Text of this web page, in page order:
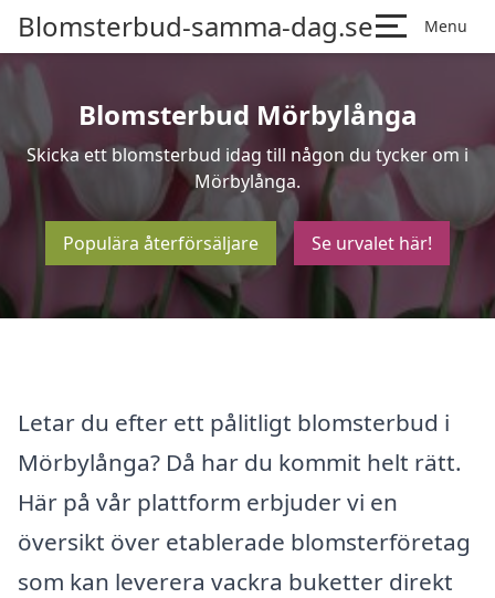
Blomsterbud-samma-dag.se Menu
Blomsterbud Mörbylånga
Skicka ett blomsterbud idag till någon du tycker om i
Mörbylånga.
Populära återförsäljare Se urvalet här!
Letar du efter ett pålitligt blomsterbud i
Mörbylånga? Då har du kommit helt rätt.
Här på vår plattform erbjuder vi en
översikt över etablerade blomsterföretag
som kan leverera vackra buketter direkt